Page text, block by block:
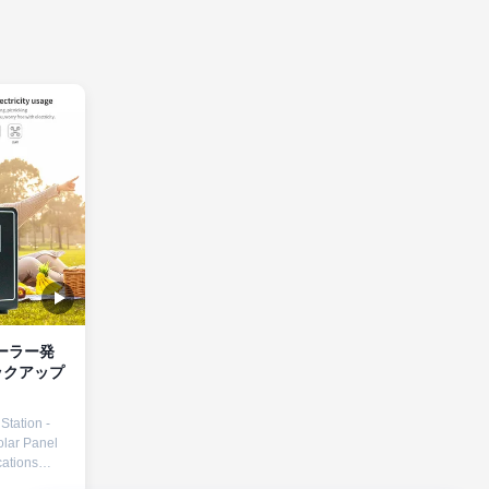
ラー発
-
Panel